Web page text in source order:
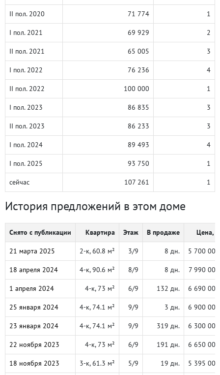
II пол. 2020 71 774 1
I пол. 2021 69 929 2
II пол. 2021 65 005 3
I пол. 2022 76 236 4
II пол. 2022 100 000 1
I пол. 2023 86 835 3
II пол. 2023 86 233 3
I пол. 2024 89 493 4
I пол. 2025 93 750 1
сейчас 107 261 1
История предложений в этом доме
Снято с публикации Квартира Этаж В продаже Цена, ₽
21 марта 2025 2-к, 60.8 м² 3/9 8 дн. 5 700 000
18 апреля 2024 4-к, 90.6 м² 8/9 8 дн. 7 990 000
1 апреля 2024 4-к, 73 м² 6/9 132 дн. 6 690 000
25 января 2024 4-к, 74.1 м² 9/9 3 дн. 6 900 000
23 января 2024 4-к, 74.1 м² 9/9 319 дн. 6 300 000
22 ноября 2023 4-к, 73 м² 6/9 191 дн. 6 650 000
18 ноября 2023 3-к, 61.3 м² 5/9 19 дн. 5 395 000